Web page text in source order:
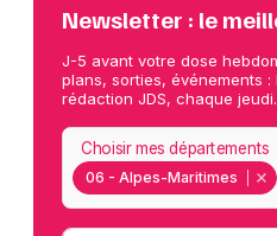
Newsletter : le
J-5 avant votre dose
plans, sorties, événements
rédaction JDS, chaque jeudi.
06 - Alpes-Maritimes
Choisir mes départements